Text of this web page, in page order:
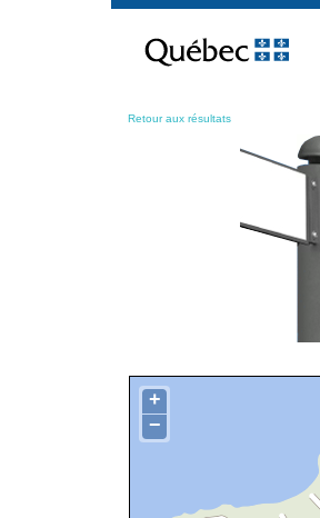
contenu
Retour aux résultats
+
−